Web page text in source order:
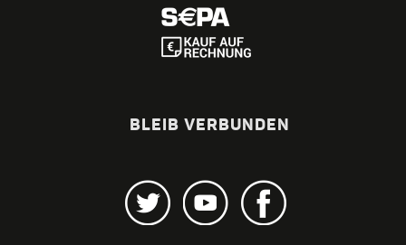
BLEIB VERBUNDEN
Youtube Facebook